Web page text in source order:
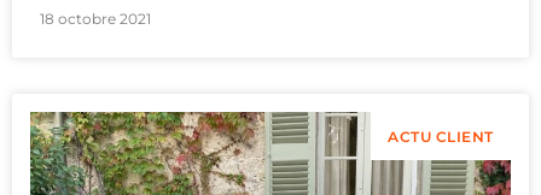
18 octobre 2021
ACTU CLIENT